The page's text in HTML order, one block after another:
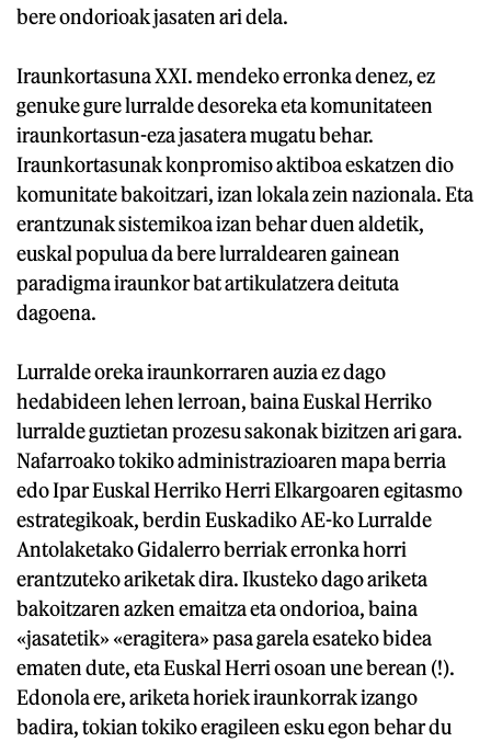
bere ondorioak jasaten ari dela.
Iraunkortasuna XXI. mendeko erronka denez, ez
genuke gure lurralde desoreka eta komunitateen
iraunkortasun-eza jasatera mugatu behar.
Iraunkortasunak konpromiso aktiboa eskatzen dio
komunitate bakoitzari, izan lokala zein nazionala. Eta
erantzunak sistemikoa izan behar duen aldetik,
euskal populua da bere lurraldearen gainean
paradigma iraunkor bat artikulatzera deituta
dagoena.
Lurralde oreka iraunkorraren auzia ez dago
hedabideen lehen lerroan, baina Euskal Herriko
lurralde guztietan prozesu sakonak bizitzen ari gara.
Nafarroako tokiko administrazioaren mapa berria
edo Ipar Euskal Herriko Herri Elkargoaren egitasmo
estrategikoak, berdin Euskadiko AE-ko Lurralde
Antolaketako Gidalerro berriak erronka horri
erantzuteko ariketak dira. Ikusteko dago ariketa
bakoitzaren azken emaitza eta ondorioa, baina
«jasatetik» «eragitera» pasa garela esateko bidea
ematen dute, eta Euskal Herri osoan une berean (!).
Edonola ere, ariketa horiek iraunkorrak izango
badira, tokian tokiko eragileen esku egon behar du